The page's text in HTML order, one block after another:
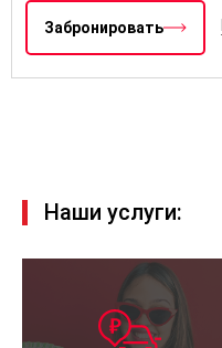
Забронировать
Наши услуги: